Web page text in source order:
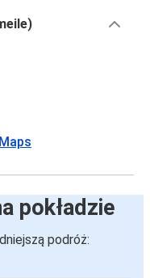
pokładzie
podróż: